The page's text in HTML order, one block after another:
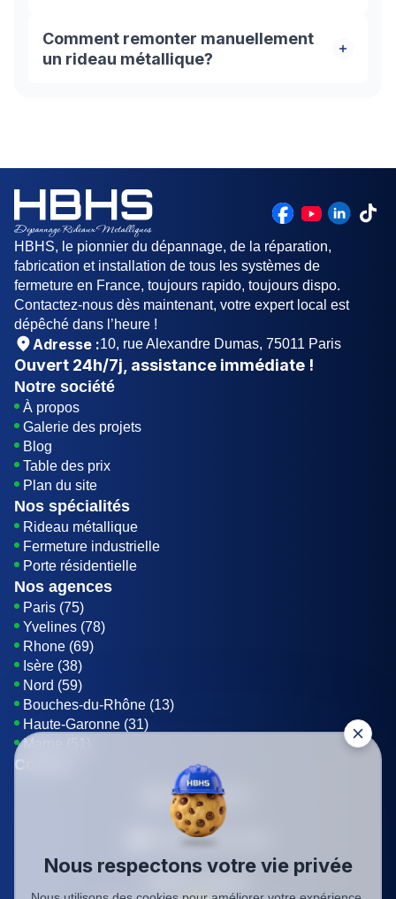
Pour tendre ou retendre le volet, il faut faire
pivoter l’axe dans le sens de la descente de la
grille. En effectuant ce mouvement, vous allez
Comment remonter manuellement
un rideau métallique?
HBHS, le pionnier du dépannage, de la réparation,
fabrication et installation de tous les systèmes de
fermeture en France, toujours rapido, toujours dispo.
Contactez-nous dès maintenant, votre expert local est
dépêché dans l’heure !
Adresse :10, rue Alexandre Dumas, 75011 Paris
Ouvert 24h/7j , assistance immédiate !
Notre société
À propos
Galerie des projets
Blog
Table des prix
Plan du site
Nos spécialités
Rideau métallique
Fermeture industrielle
Porte résidentielle
Nos agences
Paris (75)
Yvelines (78)
Rhone (69)
Isère (38)
Nord (59)
Bouches-du-Rhône (13)
Haute-Garonne (31)
Marne (51)
Contact
01 85 42 08 07
Envoyer un E-mail
Nous respectons votre vie privée